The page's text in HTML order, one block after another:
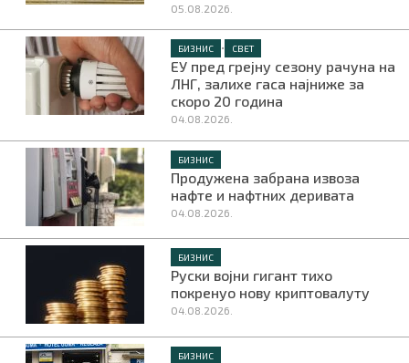
05.08.2026.
БИЗНИС • СВЕТ
ЕУ пред грејну сезону рачуна на
ЛНГ, залихе гаса најниже за
скоро 20 година
04.08.2026.
БИЗНИС
Продужена забрана извоза
нафте и нафтних деривата
04.08.2026.
БИЗНИС
Руски војни гигант тихо
покренуо нову криптовалуту
04.08.2026.
БИЗНИС